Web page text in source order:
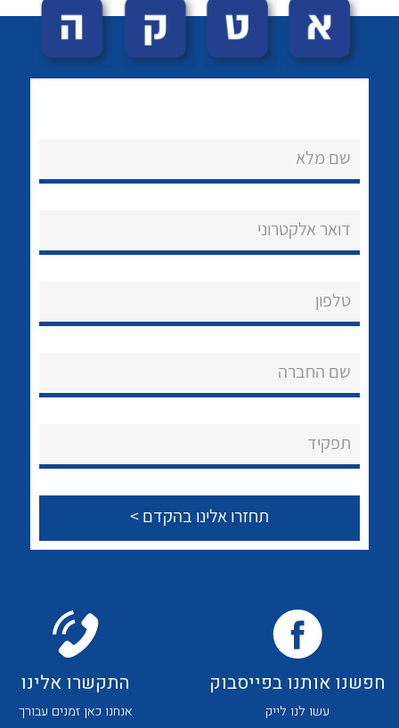
הצוות שלנו
שירותי תמיכה
שם מלא
דואר אלקטרוני
טלפון
שם החברה
תפקיד
חפשנו אותנו בפייסבוק
עשו לנו לייק
התקשרו אלינו
אנחנו כאן זמנים עבורך